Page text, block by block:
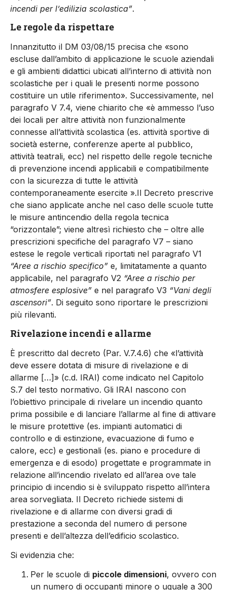
incendi per l’edilizia scolastica”.
Le regole da rispettare
Innanzitutto il DM 03/08/15 precisa che «sono
escluse dall’ambito di applicazione le scuole aziendali
e gli ambienti didattici ubicati all’interno di attività non
scolastiche per i quali le presenti norme possono
costituire un utile riferimento». Successivamente, nel
paragrafo V 7.4, viene chiarito che «è ammesso l’uso
dei locali per altre attività non funzionalmente
connesse all’attività scolastica (es. attività sportive di
società esterne, conferenze aperte al pubblico,
attività teatrali, ecc) nel rispetto delle regole tecniche
di prevenzione incendi applicabili e compatibilmente
con la sicurezza di tutte le attività
contemporaneamente esercite ».Il Decreto prescrive
che siano applicate anche nel caso delle scuole tutte
le misure antincendio della regola tecnica
“orizzontale”; viene altresì richiesto che – oltre alle
prescrizioni specifiche del paragrafo V7 – siano
estese le regole verticali riportati nel paragrafo V1
“Aree a rischio specifico” e, limitatamente a quanto
applicabile, nel paragrafo V2 “Aree a rischio per
atmosfere esplosive” e nel paragrafo V3 “Vani degli
ascensori”. Di seguito sono riportare le prescrizioni
più rilevanti.
Rivelazione incendi e allarme
È prescritto dal decreto (Par. V.7.4.6) che «l’attività
deve essere dotata di misure di rivelazione e di
allarme […]» (c.d. IRAI) come indicato nel Capitolo
S.7 del testo normativo. Gli IRAI nascono con
l’obiettivo principale di rivelare un incendio quanto
prima possibile e di lanciare l’allarme al fine di attivare
le misure protettive (es. impianti automatici di
controllo e di estinzione, evacuazione di fumo e
calore, ecc) e gestionali (es. piano e procedure di
emergenza e di esodo) progettate e programmate in
relazione all’incendio rivelato ed all’area ove tale
principio di incendio si è sviluppato rispetto all’intera
area sorvegliata. Il Decreto richiede sistemi di
rivelazione e di allarme con diversi gradi di
prestazione a seconda del numero di persone
presenti e dell’altezza dell’edificio scolastico.
Si evidenzia che:
Per le scuole di piccole dimensioni, ovvero con
un numero di occupanti minore o uguale a 300